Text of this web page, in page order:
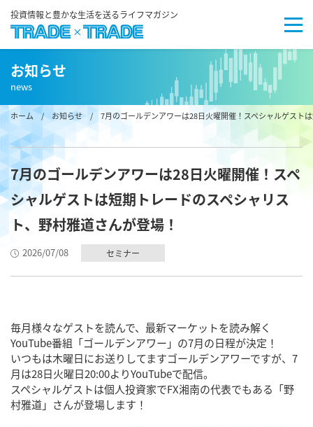
投資情報と豊かな生活を送るライフマガジン
お知らせ
news
ホーム/ お知らせ/ 7月のゴールデンアワーは28日火曜開催！スペシャルゲストは
7月のゴールデンアワーは28日火曜開催！スペ
シャルゲストは短期トレードのスペシャリス
ト、野村雅道さんが登場！
2026/07/08 セミナー
毎月様々なゲストを読んで、最新マーケットを読み解く
YouTube番組「ゴールデンアワー」の7月の日程が決定！
いつもは木曜日にお送りしてますゴールデンアワーですが、7
月は28日火曜日20:00よりYouTubeで配信。
スペシャルゲストは個人投資家でFX湘南の代表でもある「野
村雅道」さんが登場します！